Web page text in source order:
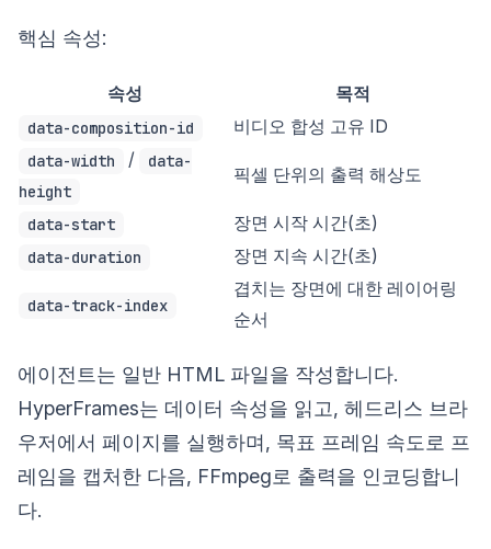
핵심 속성:
속성 목적
data-composition-id 비디오 합성 고유 ID
data-width /
data-
height
픽셀 단위의 출력 해상도
data-start 장면 시작 시간(초)
data-duration 장면 지속 시간(초)
data-track-index
겹치는 장면에 대한 레이어링
순서
에이전트는 일반 HTML 파일을 작성합니다.
HyperFrames는 데이터 속성을 읽고, 헤드리스 브라
우저에서 페이지를 실행하며, 목표 프레임 속도로 프
레임을 캡처한 다음, FFmpeg로 출력을 인코딩합니
다.